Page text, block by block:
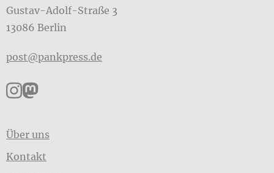
Gustav-Adolf-Straße 3
13086 Berlin
post@pankpress.de
Pankpress auf Instagram
Pankpress auf Mastodon
Über uns
Kontakt